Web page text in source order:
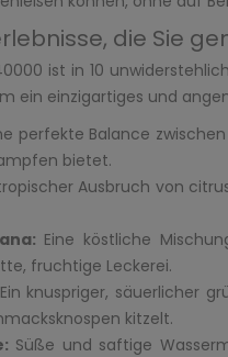
die Sie
ist in 10
ein einzigartiges und
perfekte Balance
bietet.
Ausbruch von
Eine köstliche
fruchtige Leckerei.
Ein knuspriger, säuerlicher
kitzelt.
Süße und saftige